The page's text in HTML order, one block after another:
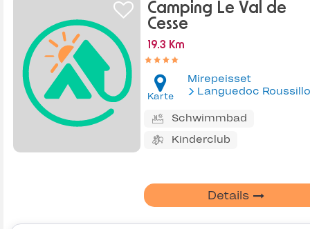
Camping Le Val de
Cesse
19.3 Km
Karte
Mirepeisset
Languedoc
Schwimmbad
Kinderclub
Details